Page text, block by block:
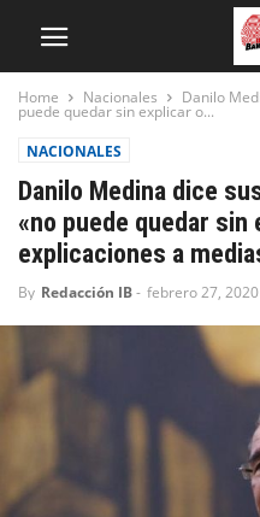
Home Nacionales Danilo
puede quedar sin explicar o...
NACIONALES
Danilo Medina dice
«no puede quedar sin
explicaciones a
By Redacción IB- febrero 27, 2020